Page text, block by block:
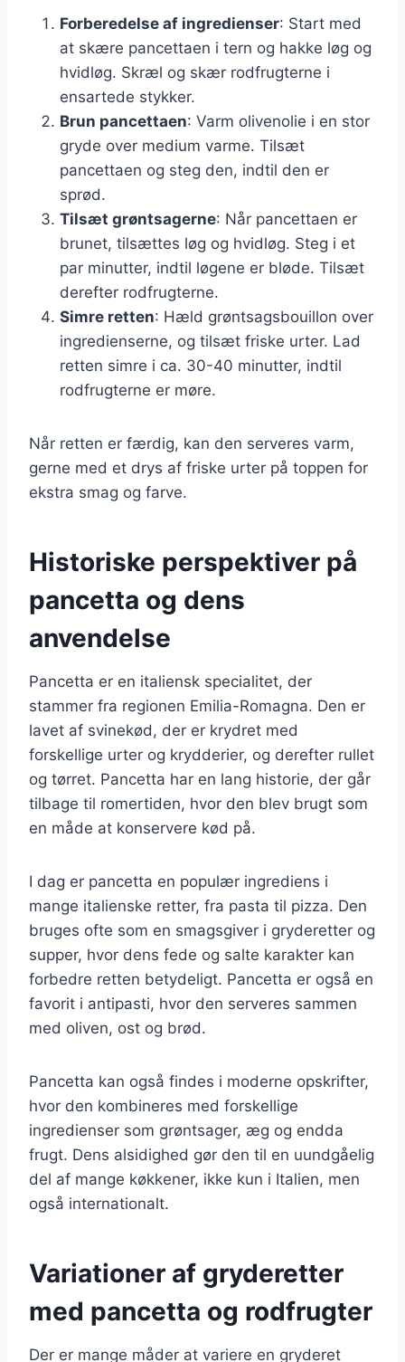
Forberedelse af ingredienser: Start med
at skære pancettaen i tern og hakke løg og
hvidløg. Skræl og skær rodfrugterne i
ensartede stykker.
Brun pancettaen: Varm olivenolie i en stor
gryde over medium varme. Tilsæt
pancettaen og steg den, indtil den er
sprød.
Tilsæt grøntsagerne: Når pancettaen er
brunet, tilsættes løg og hvidløg. Steg i et
par minutter, indtil løgene er bløde. Tilsæt
derefter rodfrugterne.
Simre retten: Hæld grøntsagsbouillon over
ingredienserne, og tilsæt friske urter. Lad
retten simre i ca. 30-40 minutter, indtil
rodfrugterne er møre.
Når retten er færdig, kan den serveres varm,
gerne med et drys af friske urter på toppen for
ekstra smag og farve.
Historiske perspektiver på
pancetta og dens
anvendelse
Pancetta er en italiensk specialitet, der
stammer fra regionen Emilia-Romagna. Den er
lavet af svinekød, der er krydret med
forskellige urter og krydderier, og derefter rullet
og tørret. Pancetta har en lang historie, der går
tilbage til romertiden, hvor den blev brugt som
en måde at konservere kød på.
I dag er pancetta en populær ingrediens i
mange italienske retter, fra pasta til pizza. Den
bruges ofte som en smagsgiver i gryderetter og
supper, hvor dens fede og salte karakter kan
forbedre retten betydeligt. Pancetta er også en
favorit i antipasti, hvor den serveres sammen
med oliven, ost og brød.
Pancetta kan også findes i moderne opskrifter,
hvor den kombineres med forskellige
ingredienser som grøntsager, æg og endda
frugt. Dens alsidighed gør den til en uundgåelig
del af mange køkkener, ikke kun i Italien, men
også internationalt.
Variationer af gryderetter
med pancetta og rodfrugter
Der er mange måder at variere en gryderet